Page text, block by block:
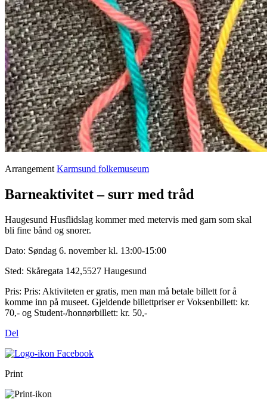
Arrangement Karmsund folkemuseum
Barneaktivitet – surr med tråd
Haugesund Husflidslag kommer med metervis med garn som skal
bli fine bånd og snorer.
Dato: Søndag 6. november kl. 13:00-15:00
Sted: Skåregata 142,5527 Haugesund
Pris: Pris: Aktiviteten er gratis, men man må betale billett for å
komme inn på museet. Gjeldende billettpriser er Voksenbillett: kr.
70,- og Student-/honnørbillett: kr. 50,-
Del
Print